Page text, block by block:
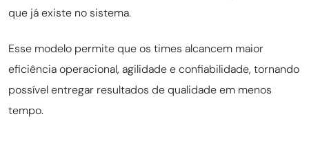
que já existe no sistema.
Esse modelo permite que os times alcancem maior
eficiência operacional, agilidade e confiabilidade, tornando
possível entregar resultados de qualidade em menos
tempo.